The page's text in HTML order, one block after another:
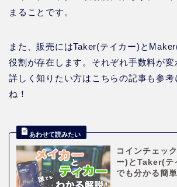
まることです。
また、販売にはTaker(テイカー)と
役割が存在します。それぞれ手数料が変
詳しく知りたい方はこちらの記事も参考
ね！
コインチェッ
ー)とTaker(テ
でも分かる簡